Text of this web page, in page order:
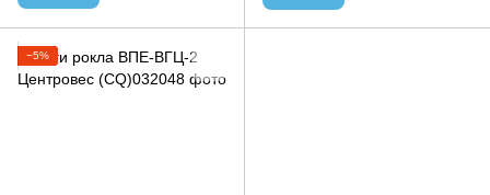
−5%